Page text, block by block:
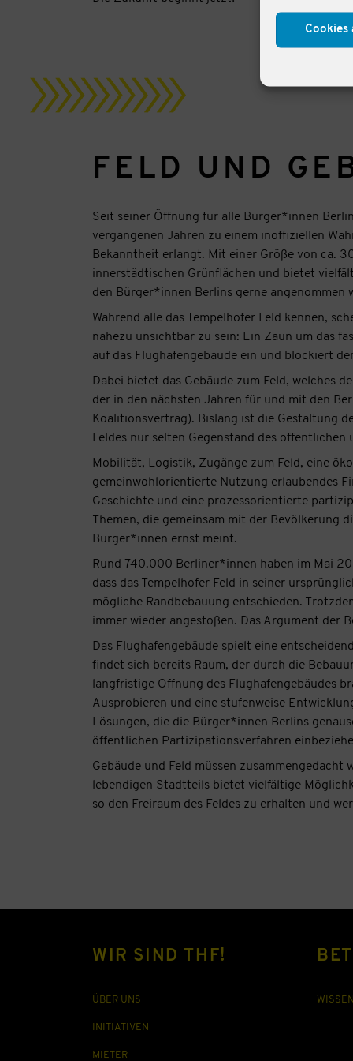
Cookies
FELD UND
Seit seiner Öffnung für alle Bürger*innen
vergangenen Jahren zu einem inoffiziellen
Bekanntheit erlangt. Mit einer Größe von ca.
innerstädtischen Grünflächen und bietet
den Bürger*innen Berlins gerne angenommen
Während alle das Tempelhofer Feld kennen,
nahezu unsichtbar zu sein: Ein Zaun um das
auf das Flughafengebäude ein und blockiert
Dabei bietet das Gebäude zum Feld, welches
der in den nächsten Jahren für und mit den
Koalitionsvertrag). Bislang ist die Gestaltung
Feldes nur selten Gegenstand des öffentlichen
Mobilität, Logistik, Zugänge zum Feld, eine
gemeinwohlorientierte Nutzung erlaubendes
Geschichte und eine prozessorientierte
Themen, die gemeinsam mit der Bevölkerung
Bürger*innen ernst meint.
Rund 740.000 Berliner*innen haben im Mai
dass das Tempelhofer Feld in seiner
mögliche Randbebauung entschieden.
immer wieder angestoßen. Das Argument der
Das Flughafengebäude spielt eine
findet sich bereits Raum, der durch die
langfristige Öffnung des Flughafengebäudes
Ausprobieren und eine stufenweise
Lösungen, die die Bürger*innen Berlins
öffentlichen Partizipationsverfahren
Gebäude und Feld müssen
lebendigen Stadtteils bietet vielfältige
so den Freiraum des Feldes zu erhalten und
WIR SIND THF!
ÜBER UNS
INITIATIVEN
MIETER